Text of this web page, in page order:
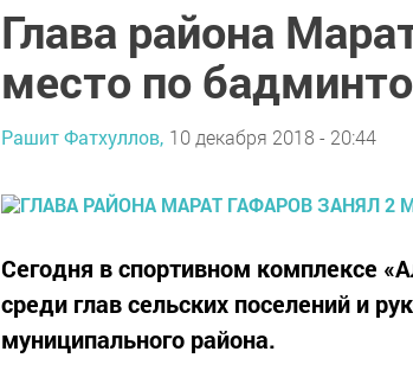
Глава района
место по
Рашит Фатхуллов, 10 декабря 2018 - 20:44
Сегодня в спортивном комплексе
среди глав сельских поселений и
муниципального района.